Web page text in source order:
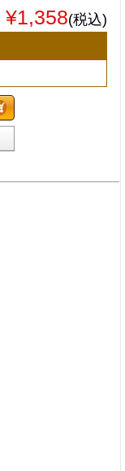
¥1,358(税込)